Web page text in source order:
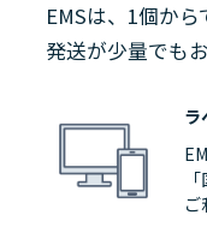
EMSは、1個から
発送が少量でも
ラ
ご